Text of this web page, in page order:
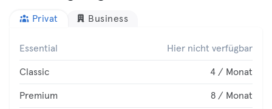
Privat Business
Essential Hier nicht verfügbar
Classic 4 / Monat
Premium 8 / Monat